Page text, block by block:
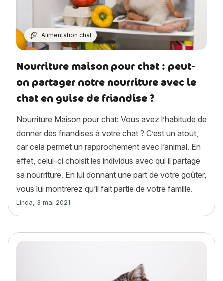
Alimentation chat
Nourriture maison pour chat : peut-
on partager notre nourriture avec le
chat en guise de friandise ?
Nourriture Maison pour chat: Vous avez l’habitude de
donner des friandises à votre chat ? C’est un atout,
car cela permet un rapprochement avec l’animal. En
effet, celui-ci choisit les individus avec qui il partage
sa nourriture. En lui donnant une part de votre goûter,
vous lui montrerez qu’il fait partie de votre famille.
Article rédigé par
Linda, 3 mai 2021